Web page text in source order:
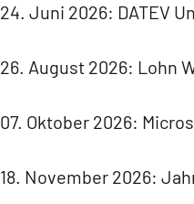
24. Juni 2026: DATEV
26. August 2026: Lohn
07. Oktober 2026:
18. November 2026: